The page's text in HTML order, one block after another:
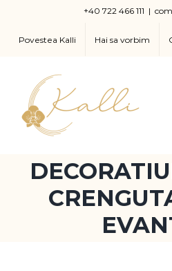
content
+40 722 466 111 |
Povestea Kalli Hai sa vorbim